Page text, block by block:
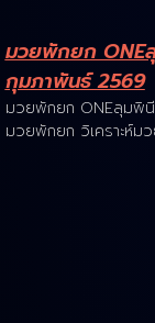
มวยพักยก ONE
กุมภาพันธ์ 2569
มวยพักยก ONEลุมพิ
มวยพักยก วิเคราะห์ม